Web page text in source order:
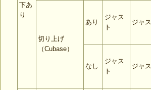
下あ
り
切り上げ
（Cubase）
あり
ジャス
ト
ジャ
なし
ジャス
ト
ジャ